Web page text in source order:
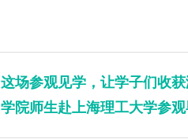
这场参观见学，让学子们收
学院师生赴上海理工大学参